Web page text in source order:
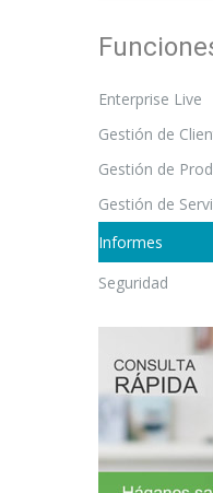
Enterprise Live
Gestión de
Gestión de
Gestión de
Informes
Seguridad